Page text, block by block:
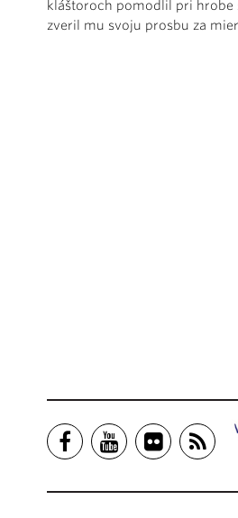
kláštoroch pomodlil pri hrobe
zveril mu svoju prosbu za